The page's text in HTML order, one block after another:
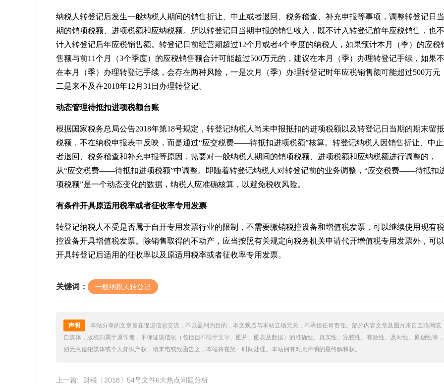
纳税人转登记后发生一般纳税人期间的销售折让、中止或者退回、税务稽查、补充申报等事项，调整转登记日当
期的销项税额、进项税额和应纳税额。所以转登记日当期申报的销售收入，既不计入转登记前年应税销售，也不
计入转登记后年应税销售额。转登记日前经营期超过12个月或者4个季度的纳税人，如果预计本月（季）的应税
售额与前11个月（3个季度）的应税销售额合计可能超过500万元的，建议在本月（季）办理转登记手续，如果不
在本月（季）办理转登记手续，会存在两种风险，一是次月（季）办理转登记时年应税销售额可能超过500万元
二是来不及在2018年12月31日办理转登记。
动态管理待抵扣进项税额台账
根据国家税务总局公告2018年第18号规定，转登记纳税人尚未申报抵扣的进项税额以及转登记日当期的期末留抵
税额，不在纳税申报表中反映，而是通过“应交税费——待抵扣进项税额”核算。转登记纳税人因销售折让、中
者退回、税务稽查和补充申报等原因，需要对一般纳税人期间的销项税额、进项税额和应纳税额进行调整的，
从“应交税费——待抵扣进项税额”中调整。即随着转登记纳税人对转登记前的业务调整，“应交税费——待抵扣
项税额”是一个动态变化的数据，纳税人应准确核算，以避免税收风险。
有条件开具原适用税率或者征收率专用发票
转登记纳税人不受是否属于自开专用发票行业的限制，不需要缴销税控设备和增值税发票，可以继续使用现有税
控设备开具增值税发票。除销售取得的不动产，应当按照有关规定向税务机关申请代开增值税专用发票外，可以
开具转登记后适用的征收率以及原适用税率或者征收率专用发票。
关键词： 一般纳税人转登记
声明
本站分享的文章旨在促进信息交流，不以盈利为目的，本文观点与本站立场无关，不承担任何责任。部分内容文章及图片来自互联网或
自媒体，版权归属于原作者，不保证该信息（包括但不限于文字、图片、图表及数据）的准确性、真实性、完整性、有效性、及时性、原创性等，
如无意侵犯媒体或个人知识产权，请来电或致函告之，本站将在第一时间处理。本站拥有对此声明的最终解释权。
上一篇:
财税〔2018〕54号文件6大热点问题分析